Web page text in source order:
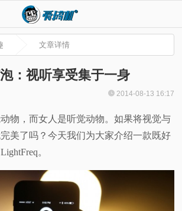
文章详情
：视听享受集于一身
2014-08-13 16:17
物，而女人是听觉动物。如果将视觉与
美了吗？今天我们为大家介绍一款既好
。